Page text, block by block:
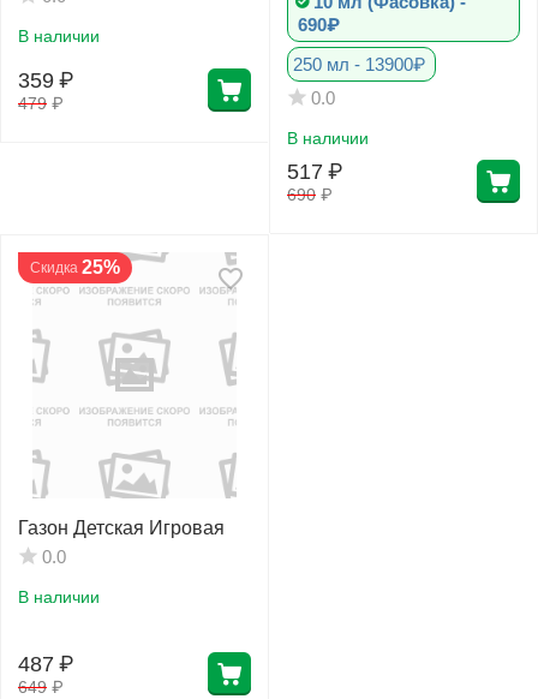
В наличии
479 ₽
359 ₽
690₽
250 мл - 13900₽
0.0
В наличии
690 ₽
517 ₽
Скидка 25%
Газон Детская Игровая
0.0
В наличии
649 ₽
487 ₽